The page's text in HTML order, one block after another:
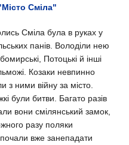
Сміла"
Сміла була в руках у
панів. Володіли нею
Потоцькі й інші
Козаки невпинно
з ними війну за місто.
були битви. Багато разів
вони смілянський замок,
разу поляки
вже занепадати